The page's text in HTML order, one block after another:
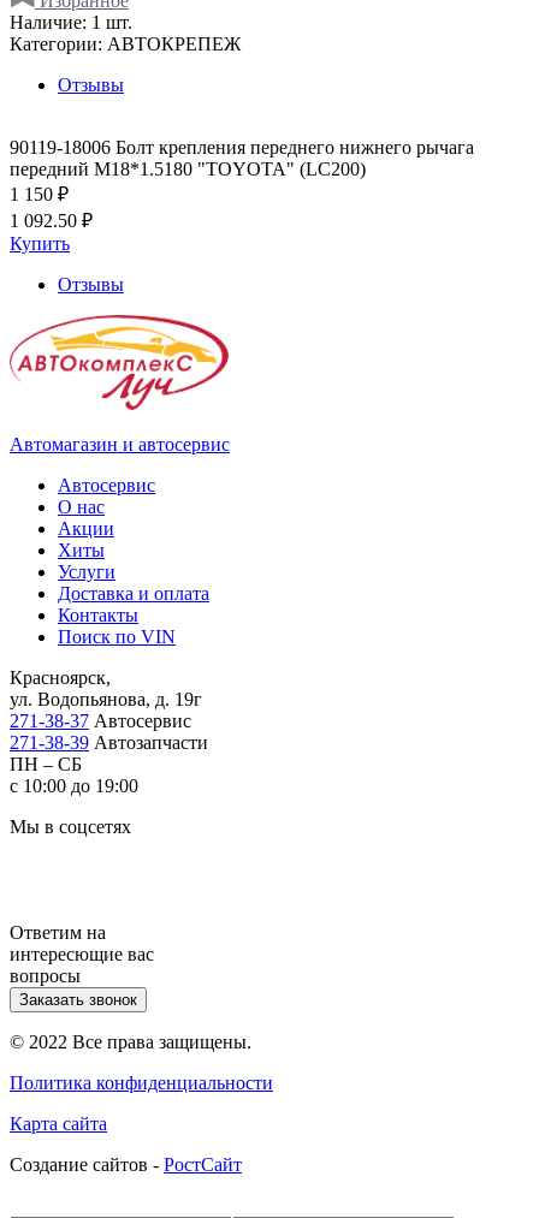
Наличие: 1 шт.
Категории: АВТОКРЕПЕЖ
Отзывы
90119-18006 Болт крепления переднего нижнего рычага
передний M18*1.5180 "TOYOTA" (LC200)
1 150 ₽
1 092.50 ₽
Купить
Отзывы
Автомагазин и автосервис
Автосервис
О нас
Акции
Хиты
Услуги
Доставка и оплата
Контакты
Поиск по VIN
Красноярск,
ул. Водопьянова, д. 19г
271-38-37 Автосервис
271-38-39 Автозапчасти
ПН – СБ
с 10:00 до 19:00
Мы в соцсетях
Ответим на
интересющие вас
вопросы
Заказать звонок
© 2022 Все права защищены.
Политика конфиденциальности
Карта сайта
Cоздание сайтов - РостСайт